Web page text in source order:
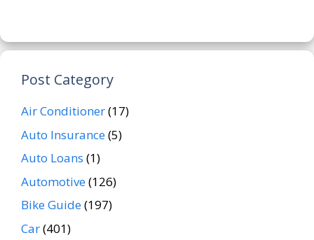
Post Category
Air Conditioner(17)
Auto Insurance(5)
Auto Loans (1)
Automotive(126)
Bike Guide(197)
Car(401)